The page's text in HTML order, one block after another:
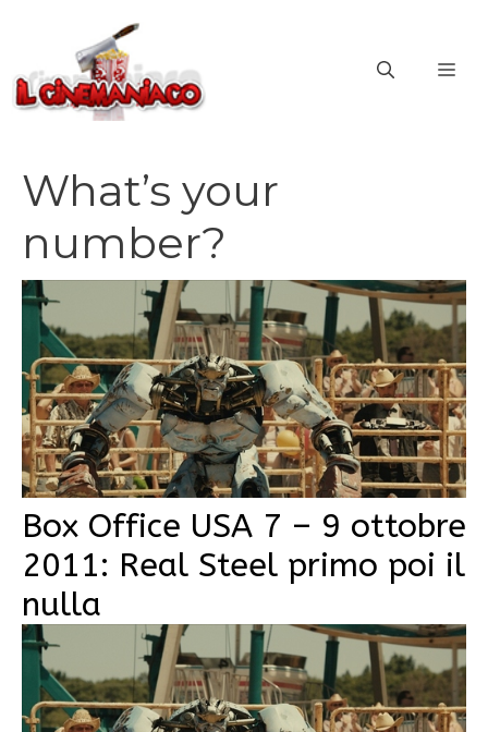
contenuto
What’s your
number?
Box Office USA 7 – 9 ottobre
2011: Real Steel primo poi il
nulla